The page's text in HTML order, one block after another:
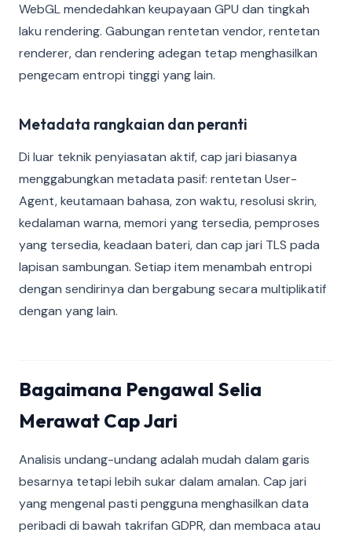
WebGL mendedahkan keupayaan GPU dan tingkah
laku rendering. Gabungan rentetan vendor, rentetan
renderer, dan rendering adegan tetap menghasilkan
pengecam entropi tinggi yang lain.
Metadata rangkaian dan peranti
Di luar teknik penyiasatan aktif, cap jari biasanya
menggabungkan metadata pasif: rentetan User-
Agent, keutamaan bahasa, zon waktu, resolusi skrin,
kedalaman warna, memori yang tersedia, pemproses
yang tersedia, keadaan bateri, dan cap jari TLS pada
lapisan sambungan. Setiap item menambah entropi
dengan sendirinya dan bergabung secara multiplikatif
dengan yang lain.
Bagaimana Pengawal Selia
Merawat Cap Jari
Analisis undang-undang adalah mudah dalam garis
besarnya tetapi lebih sukar dalam amalan. Cap jari
yang mengenal pasti pengguna menghasilkan data
peribadi di bawah takrifan GDPR, dan membaca atau